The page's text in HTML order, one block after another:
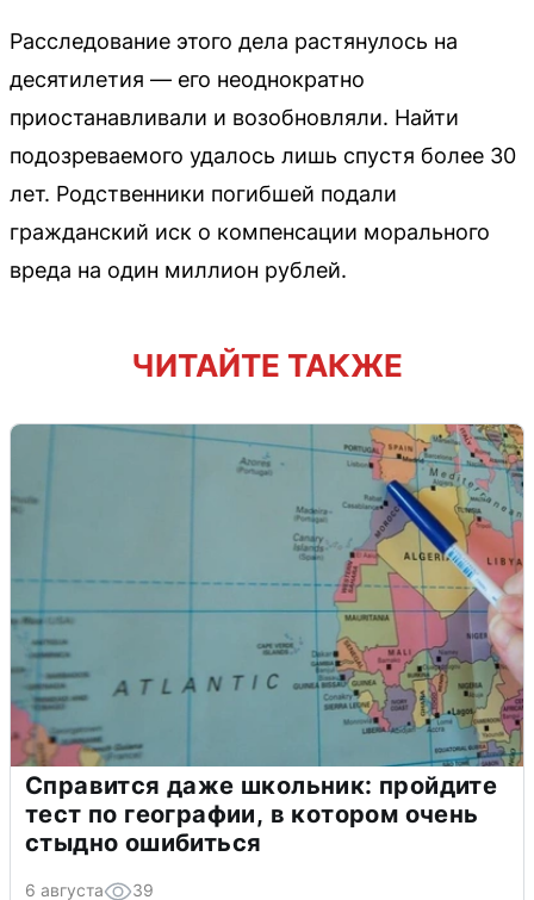
Расследование этого дела растянулось на
десятилетия — его неоднократно
приостанавливали и возобновляли. Найти
подозреваемого удалось лишь спустя более 30
лет. Родственники погибшей подали
гражданский иск о компенсации морального
вреда на один миллион рублей.
ЧИТАЙТЕ ТАКЖЕ
Справится даже школьник: пройдите
тест по географии, в котором очень
стыдно ошибиться
6 августа 39